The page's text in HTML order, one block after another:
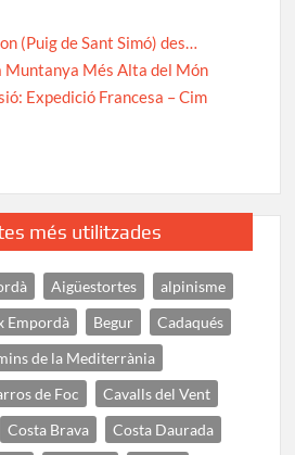
(Puig de Sant Simó) des…
Muntanya Més Alta del Món
Expedició Francesa – Cim
més utilitzades
Aigüestortes
alpinisme
Empordà Begur
Cadaqués
de la Mediterrània
de Foc
Cavalls del Vent
Costa Brava
Costa Daurada